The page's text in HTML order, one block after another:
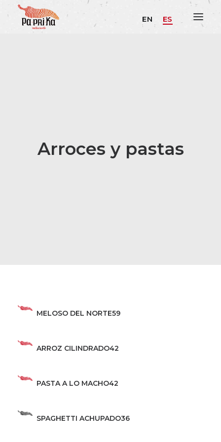
EN ES
Arroces y pastas
MELOSO DEL NORTE59
ARROZ CILINDRADO42
PASTA A LO MACHO42
SPAGHETTI ACHUPADO36